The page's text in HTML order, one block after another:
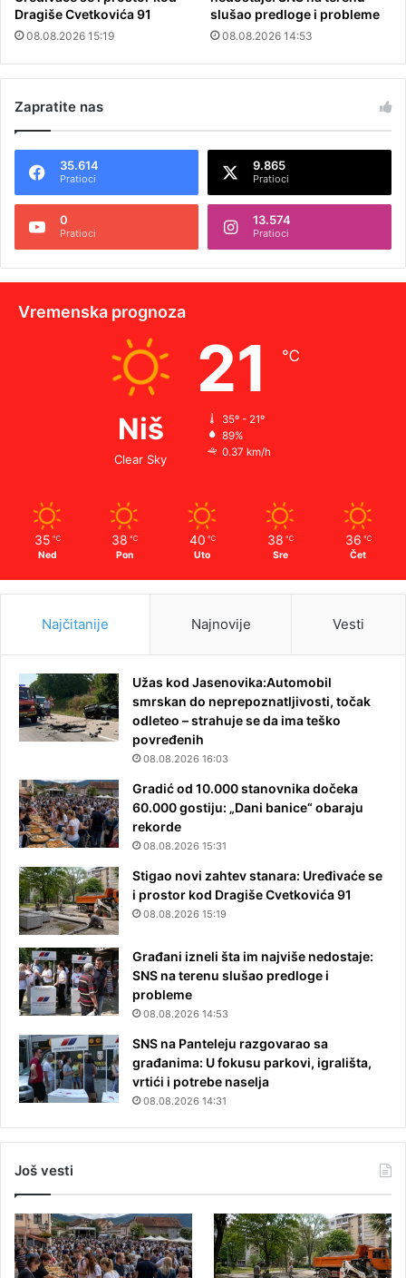
Dragiše Cvetkovića 91
08.08.2026 15:19
slušao predloge i probleme
08.08.2026 14:53
Zapratite nas
35.614
Pratioci
9.865
Pratioci
0
Pratioci
13.574
Pratioci
Vremenska prognoza
Niš
Clear Sky
21 ℃
35º - 21º
89%
0.37 km/h
35 ℃
Ned
38 ℃
Pon
40 ℃
Uto
38 ℃
Sre
36 ℃
Čet
Najčitanije Najnovije Vesti
Užas kod Jasenovika:Automobil
smrskan do neprepoznatljivosti, točak
odleteo – strahuje se da ima teško
povređenih
08.08.2026 16:03
Gradić od 10.000 stanovnika dočeka
60.000 gostiju: „Dani banice“ obaraju
rekorde
08.08.2026 15:31
Stigao novi zahtev stanara: Uređivaće se
i prostor kod Dragiše Cvetkovića 91
08.08.2026 15:19
Građani izneli šta im najviše nedostaje:
SNS na terenu slušao predloge i
probleme
08.08.2026 14:53
SNS na Panteleju razgovarao sa
građanima: U fokusu parkovi, igrališta,
vrtići i potrebe naselja
08.08.2026 14:31
Još vesti